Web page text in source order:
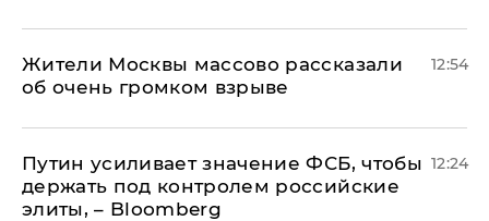
Жители Москвы массово рассказали
об очень громком взрыве
12:54
Путин усиливает значение ФСБ, чтобы
держать под контролем российские
элиты, – Bloomberg
12:24